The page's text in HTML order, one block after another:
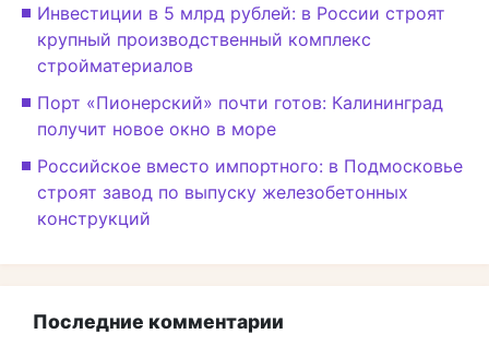
Инвестиции в 5 млрд рублей: в России строят
крупный производственный комплекс
стройматериалов
Порт «Пионерский» почти готов: Калининград
получит новое окно в море
Российское вместо импортного: в Подмосковье
строят завод по выпуску железобетонных
конструкций
Последние комментарии